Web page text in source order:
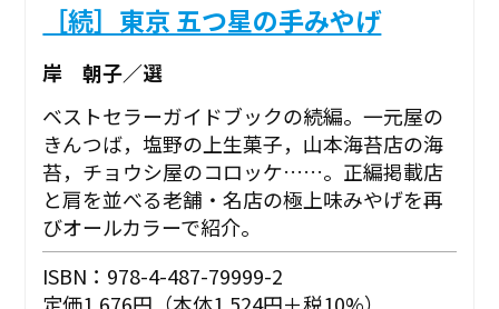
［続］東京 五つ星の手みやげ
岸 朝子／選
ベストセラーガイドブックの続編。一元屋の
きんつば，塩野の上生菓子，山本海苔店の海
苔，チョウシ屋のコロッケ……。正編掲載店
と肩を並べる老舗・名店の極上味みやげを再
びオールカラーで紹介。
ISBN：978-4-487-79999-2